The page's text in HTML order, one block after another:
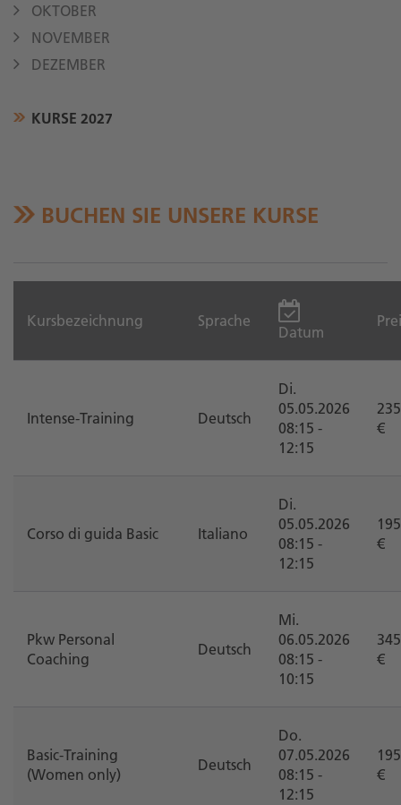
OKTOBER
NOVEMBER
DEZEMBER
KURSE 2027
BUCHEN SIE UNSERE KURSE
Kursbezeichnung Sprache
Datum
Intense-Training Deutsch
Di.
05.05.2026
08:15 -
12:15
235
€
Corso di guida Basic Italiano
Di.
05.05.2026
08:15 -
12:15
195
€
Pkw Personal
Coaching
Deutsch
Mi.
06.05.2026
08:15 -
10:15
345
€
Basic-Training
(Women only)
Deutsch
Do.
07.05.2026
08:15 -
12:15
195
€